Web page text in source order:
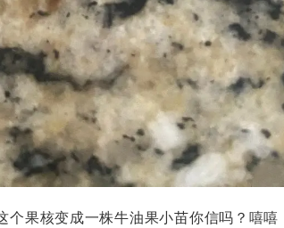
个果核变成一株牛油果小苗你信吗？嘻